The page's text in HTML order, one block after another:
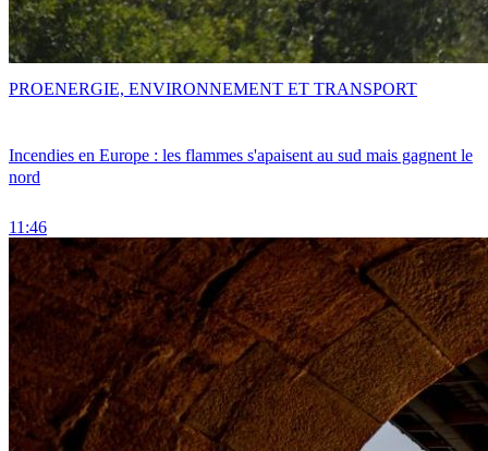
Incendies en Europe : les flammes s'apaisent au sud mais gagnent le
nord
11:46
PROENERGIE, ENVIRONNEMENT ET TRANSPORT